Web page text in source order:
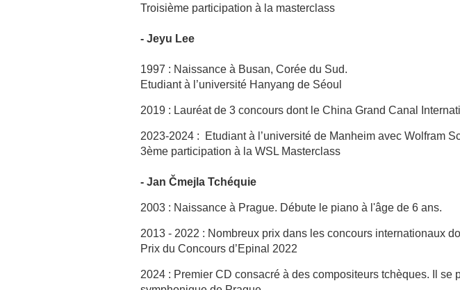
Troisième participation à la masterclass
- Jeyu Lee
1997 : Naissance à Busan, Corée du Sud.
Etudiant à l’université Hanyang de Séoul
2019 : Lauréat de 3 concours dont le China Grand Canal
2023-2024 : Etudiant à l’université de Manheim avec Wolfram
3ème participation à la WSL Masterclass
- Jan Čmejla Tchéquie
2003 : Naissance à Prague. Débute le piano à l'âge de 6 ans.
2013 - 2022 : Nombreux prix dans les concours internationaux
Prix du Concours d’Epinal 2022
2024 : Premier CD consacré à des compositeurs tchèques. Il